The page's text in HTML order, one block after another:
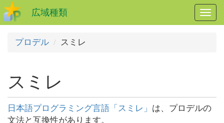
メ
ニ
広域種類
プロデル スミレ
スミレ
日本語プログラミング言語「スミレ」 は、プロデルの
文法と互換性があります。